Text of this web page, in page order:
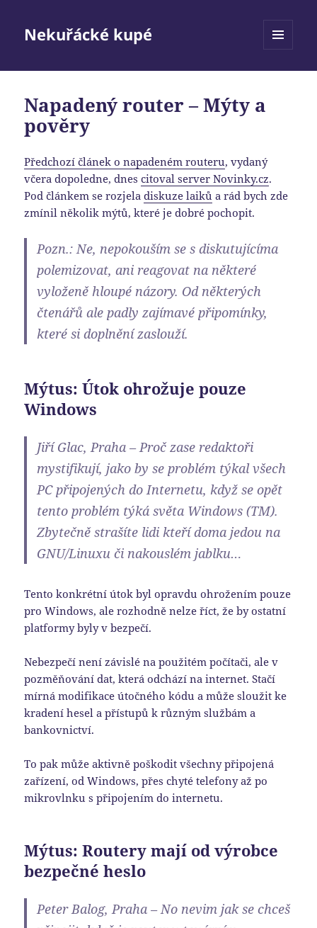
Nekuřácké kupé
Napadený router – Mýty a
pověry
Předchozí článek o napadeném routeru, vydaný
včera dopoledne, dnescitoval server Novinky.cz.
Pod článkem se rozjeladiskuze laiků a rád bych zde
zmínil několik mýtů, které je dobré pochopit.
Pozn.: Ne, nepokouším se s diskutujícíma
polemizovat, ani reagovat na některé
vyloženě hloupé názory. Od některých
čtenářů ale padly zajímavé připomínky,
které si doplnění zaslouží.
Mýtus: Útok ohrožuje pouze
Windows
Jiří Glac, Praha – Proč zase redaktoři
mystifikují, jako by se problém týkal všech
PC připojených do Internetu, když se opět
tento problém týká světa Windows (TM).
Zbytečně strašíte lidi kteří doma jedou na
GNU/Linuxu či nakouslém jablku…
Tento konkrétní útok byl opravdu ohrožením pouze
pro Windows, ale rozhodně nelze říct, že by ostatní
platformy byly v bezpečí.
Nebezpečí není závislé na použitém počítači, ale v
pozměňování dat, která odchází na internet. Stačí
mírná modifikace útočného kódu a může sloužit ke
kradení hesel a přístupů k různým službám a
bankovnictví.
To pak může aktivně poškodit všechny připojená
zařízení, od Windows, přes chyté telefony až po
mikrovlnku s připojením do internetu.
Mýtus: Routery mají od výrobce
bezpečné heslo
Peter Balog, Praha – No nevim jak se chceš